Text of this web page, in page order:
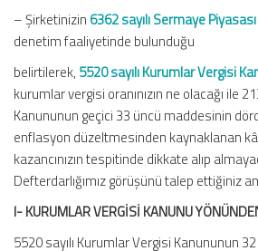
– Şirketinizin 6362 sayılı Sermaye
denetim faaliyetinde bulunduğu
belirtilerek, 5520 sayılı Kurumlar Vergisi
kurumlar vergisi oranınızın ne olacağı ile
Kanununun geçici 33 üncü maddesinin
enflasyon düzeltmesinden kaynaklanan
kazancınızın tespitinde dikkate alıp
Defterdarlığımız görüşünü talep ettiğiniz
I- KURUMLAR VERGİSİ KANUNU
5520 sayılı Kurumlar Vergisi Kanununun